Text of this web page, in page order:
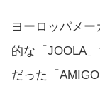
ヨーロッパメ
的な「JOOLA
だった「